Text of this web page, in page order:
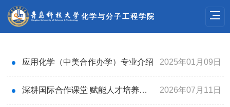
化学与分子工程学院
应用化学（中美合作办学）专业介绍 2025年01月09日
深耕国际合作课堂 赋能人才培养提质——美国特洛伊大学王志勇教授莅临我院为应化中美班授课 2026年07月11日